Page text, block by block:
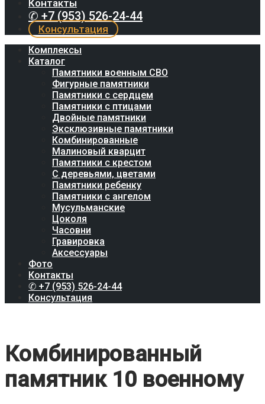
Контакты
✆ +7 (953) 526-24-44
Консультация
Комплексы
Каталог
Памятники военным СВО
Фигурные памятники
Памятники с сердцем
Памятники с птицами
Двойные памятники
Эксклюзивные памятники
Комбинированные
Малиновый кварцит
Памятники с крестом
С деревьями, цветами
Памятники ребенку
Памятники с ангелом
Мусульманские
Цоколя
Часовни
Гравировка
Аксессуары
Фото
Контакты
✆ +7 (953) 526-24-44
Консультация
Комбинированный
памятник 10 военному